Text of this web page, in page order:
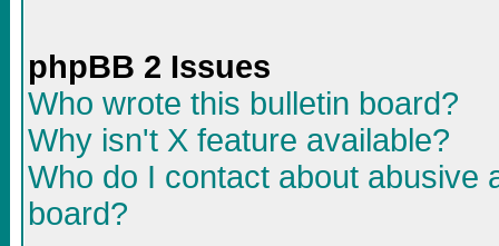
phpBB 2 Issues
Who wrote this bulletin board?
Why isn't X feature available?
Who do I contact about abusive
board?